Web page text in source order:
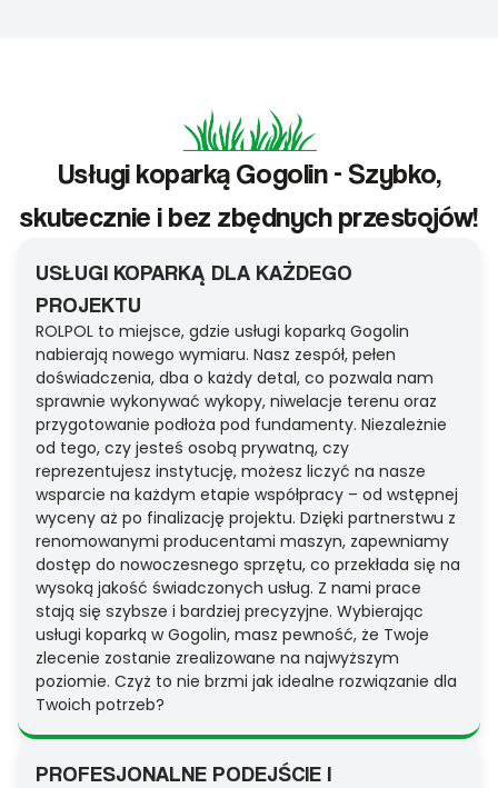
Usługi koparką Gogolin - Szybko,
skutecznie i bez zbędnych przestojów!
USŁUGI KOPARKĄ DLA KAŻDEGO
PROJEKTU
ROLPOL to miejsce, gdzie usługi koparką Gogolin
nabierają nowego wymiaru. Nasz zespół, pełen
doświadczenia, dba o każdy detal, co pozwala nam
sprawnie wykonywać wykopy, niwelacje terenu oraz
przygotowanie podłoża pod fundamenty. Niezależnie
od tego, czy jesteś osobą prywatną, czy
reprezentujesz instytucję, możesz liczyć na nasze
wsparcie na każdym etapie współpracy – od wstępnej
wyceny aż po finalizację projektu. Dzięki partnerstwu z
renomowanymi producentami maszyn, zapewniamy
dostęp do nowoczesnego sprzętu, co przekłada się na
wysoką jakość świadczonych usług. Z nami prace
stają się szybsze i bardziej precyzyjne. Wybierając
usługi koparką w Gogolin, masz pewność, że Twoje
zlecenie zostanie zrealizowane na najwyższym
poziomie. Czyż to nie brzmi jak idealne rozwiązanie dla
Twoich potrzeb?
PROFESJONALNE PODEJŚCIE I